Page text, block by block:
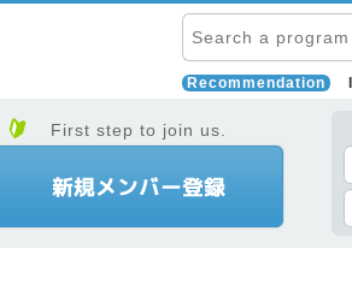
Recommendation
First step to join us.